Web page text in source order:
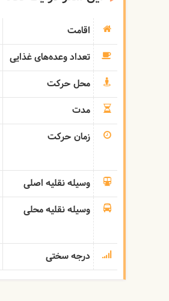
اقامت
تعداد وعده‌های غذایی
محل حرکت
مدت
زمان حرکت
وسیله نقلیه اصلی
وسیله نقلیه محلی
درجه سختی